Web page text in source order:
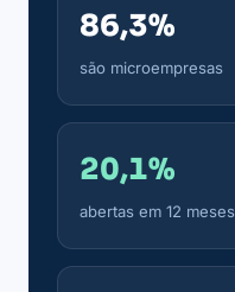
86,3%
são microempresas
20,1%
abertas em 12 meses